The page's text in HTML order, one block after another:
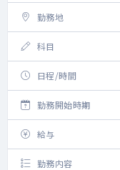
勤務地
科目
日程/時間
勤務開始時期
給与
勤務内容